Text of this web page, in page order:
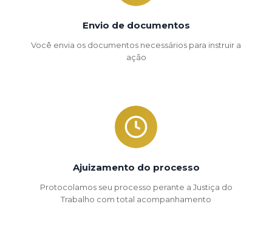
Envio de documentos
Você envia os documentos necessários para instruir a
ação
Ajuizamento do processo
Protocolamos seu processo perante a Justiça do
Trabalho com total acompanhamento